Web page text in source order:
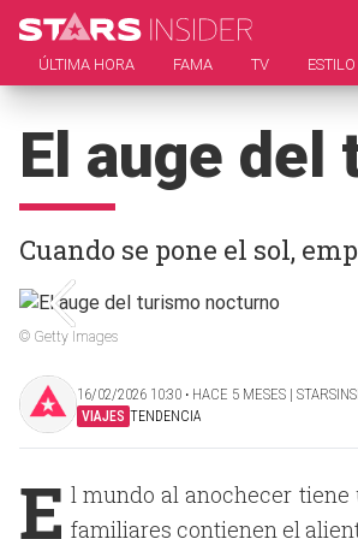
ÚLTIMA HORA FAMA TV
El auge
Cuando se pone el sol,
© Getty Images
16/02/2026 10:30 ‧ HACE 5 MESES |
VIAJES TENDENCIA
E l mundo al anochecer
familiares contienen el